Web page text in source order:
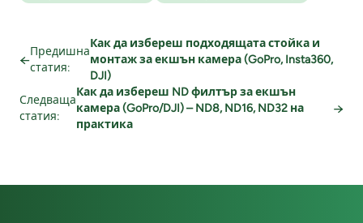
←Предишна
статия:
Как да избереш подходящата стойка и
монтаж за екшън камера (GoPro, Insta360,
DJI)
Следваща
статия:
Как да избереш ND филтър за екшън
камера (GoPro/DJI) – ND8, ND16, ND32 на
практика
→